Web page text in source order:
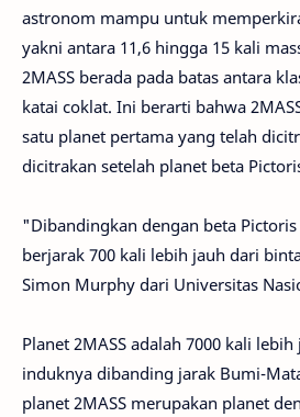
astronom mampu untuk
yakni antara 11,6 hingga 15 kali
2MASS berada pada batas antara
katai coklat. Ini berarti bahwa
satu planet pertama yang telah
dicitrakan setelah planet beta
"Dibandingkan dengan beta Pictoris
berjarak 700 kali lebih jauh dari
Simon Murphy dari Universitas
Planet 2MASS adalah 7000 kali
induknya dibanding jarak Bumi-
planet 2MASS merupakan planet